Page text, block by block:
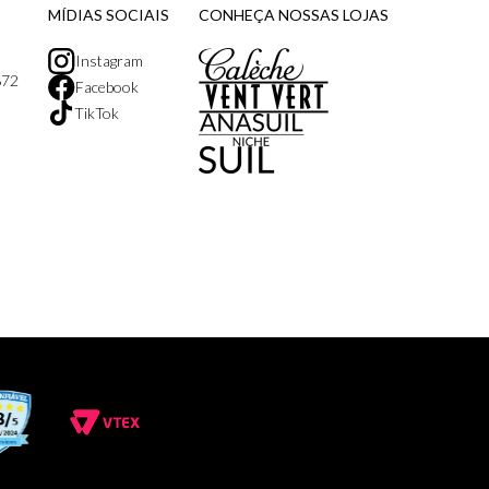
MÍDIAS SOCIAIS
Instagram
Facebook
TikTok
CONHEÇA NOSSAS LOJAS